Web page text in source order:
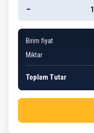
−
Birim fiyat
Miktar
Toplam Tutar